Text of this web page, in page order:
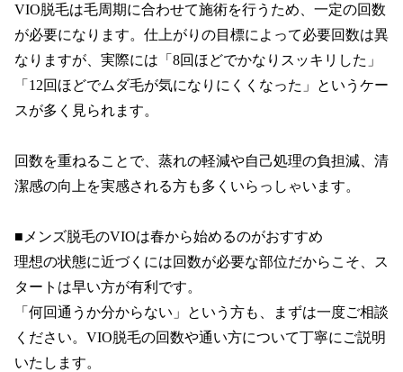
VIO脱毛は毛周期に合わせて施術を行うため、一定の回数
が必要になります。仕上がりの目標によって必要回数は異
なりますが、実際には「8回ほどでかなりスッキリした」
「12回ほどでムダ毛が気になりにくくなった」というケー
スが多く見られます。
回数を重ねることで、蒸れの軽減や自己処理の負担減、清
潔感の向上を実感される方も多くいらっしゃいます。
■メンズ脱毛のVIOは春から始めるのがおすすめ
理想の状態に近づくには回数が必要な部位だからこそ、ス
タートは早い方が有利です。
「何回通うか分からない」という方も、まずは一度ご相談
ください。VIO脱毛の回数や通い方について丁寧にご説明
いたします。